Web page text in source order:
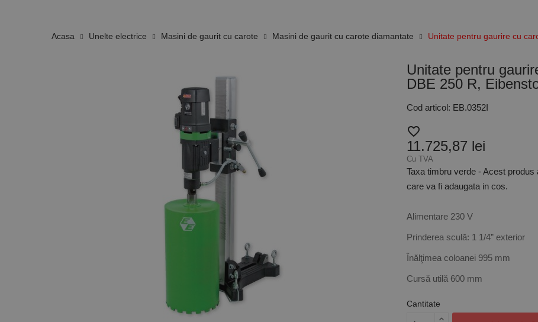
Acasa Unelte electrice Masini de gaurit cu carote Masini de gaurit cu carote diamantate Unitate pentru gaurire cu
Unitate pentru
DBE 250 R,
Cod articol: EB.0352I
favorite_border
11.725,87 lei
Cu TVA
Taxa timbru verde - Acest
care va fi adaugata in cos.
Alimentare 230 V
Prinderea sculă: 1 1/4” exterior
Înălţimea coloanei 995 mm
Cursă utilă 600 mm
Cantitate